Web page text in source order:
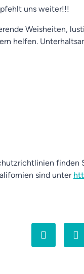
uns weiter!!!
Weisheiten,
helfen.
finden
sind unter